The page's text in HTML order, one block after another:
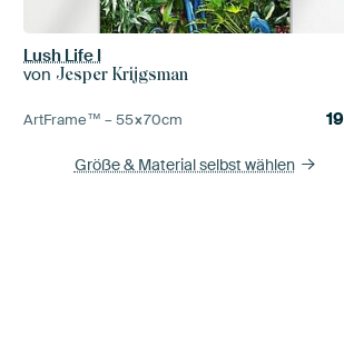
Lush Life I
von Jesper Krijgsman
ArtFrame™ –55×70cm
Größe & Material selbst wählen